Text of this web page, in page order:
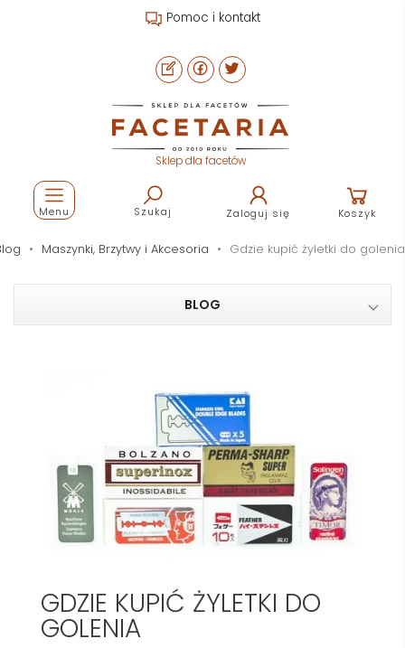
Pomoc i kontakt
Sklep dla facetów
Szukaj Zaloguj się Koszyk
Menu
Maszynki, Brzytwy i Akcesoria Gdzie kupić żyletki do golenia
BLOG
GDZIE KUPIĆ ŻYLETKI DO
GOLENIA